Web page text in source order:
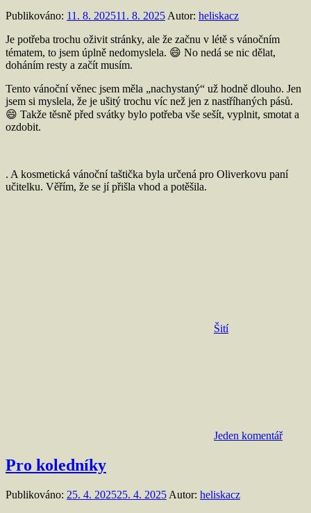
Publikováno: 11. 8. 202511. 8. 2025 Autor: heliskacz
Je potřeba trochu oživit stránky, ale že začnu v létě s vánočním
tématem, to jsem úplně nedomyslela. 😄 No nedá se nic dělat,
doháním resty a začít musím.
Tento vánoční věnec jsem měla „nachystaný“ už hodně dlouho. Jen
jsem si myslela, že je ušitý trochu víc než jen z nastříhaných pásů.
😄 Takže těsně před svátky bylo potřeba vše sešít, vyplnit, smotat a
ozdobit.
. A kosmetická vánoční taštička byla určená pro Oliverkovu paní
učitelku. Věřím, že se jí přišla vhod a potěšila.
Šití
Jeden komentář
Pro koledníky
Publikováno: 25. 4. 202525. 4. 2025 Autor: heliskacz